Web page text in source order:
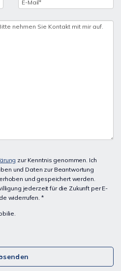
zur Kenntnis genommen. Ich
und Daten zur Beantwortung
und gespeichert werden.
jederzeit für die Zukunft per E-
widerrufen. *